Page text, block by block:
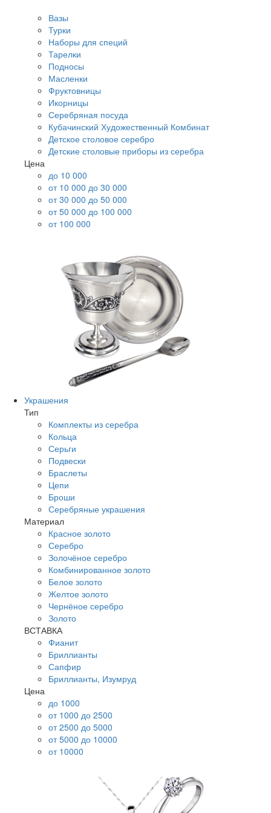
Вазы
Турки
Наборы для специй
Тарелки
Подносы
Масленки
Фруктовницы
Икорницы
Серебряная посуда
Кубачинский Художественный Комбинат
Детское столовое серебро
Детские столовые приборы из серебра
Цена
до 10 000
от 10 000 до 30 000
от 30 000 до 50 000
от 50 000 до 100 000
от 100 000
Украшения
Тип
Комплекты из серебра
Кольца
Серьги
Подвески
Браслеты
Цепи
Броши
Серебряные украшения
Материал
Красное золото
Серебро
Золочёное серебро
Комбинированное золото
Белое золото
Желтое золото
Чернёное серебро
Золото
ВСТАВКА
Фианит
Бриллианты
Сапфир
Бриллианты, Изумруд
Цена
до 1000
от 1000 до 2500
от 2500 до 5000
от 5000 до 10000
от 10000